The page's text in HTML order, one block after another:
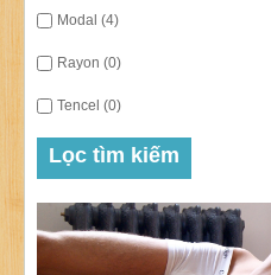
Modal (4)
Rayon (0)
Tencel (0)
Lọc tìm kiếm